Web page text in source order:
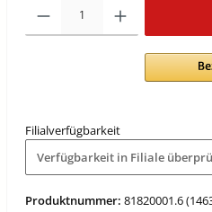
Filialverfügbarkeit
Verfügbarkeit in Filiale
Produktnummer: 81820001.6